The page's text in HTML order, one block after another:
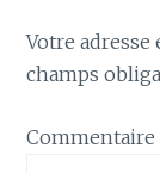
Votre adresse
champs
Commentaire